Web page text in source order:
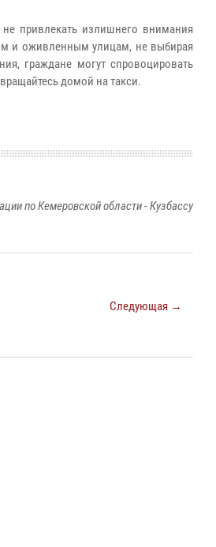
привлекать излишнего внимания
и оживленным улицам, не выбирая
граждане могут спровоцировать
домой на такси.
по Кемеровской области - Кузбассу
Следующая →